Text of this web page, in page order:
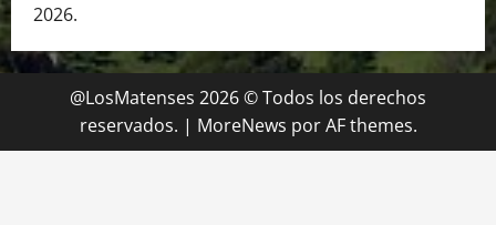
2026.
@LosMatenses 2026 © Todos los derechos
reservados. | MoreNews por AF themes.